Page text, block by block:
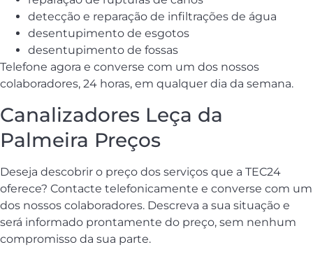
detecção e reparação de infiltrações de água
desentupimento de esgotos
desentupimento de fossas
Telefone agora e converse com um dos nossos
colaboradores, 24 horas, em qualquer dia da semana.
Canalizadores Leça da
Palmeira Preços
Deseja descobrir o preço dos serviços que a TEC24
oferece? Contacte telefonicamente e converse com um
dos nossos colaboradores. Descreva a sua situação e
será informado prontamente do preço, sem nenhum
compromisso da sua parte.